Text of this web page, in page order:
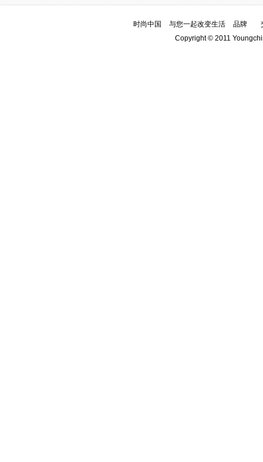
时尚中国 与您一起改变生活 品牌
Copyright © 2011